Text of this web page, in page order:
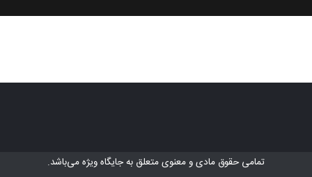
تمامی حقوق مادی و معنوی متعلق بهجایگاه ویژهمی‌باشد.